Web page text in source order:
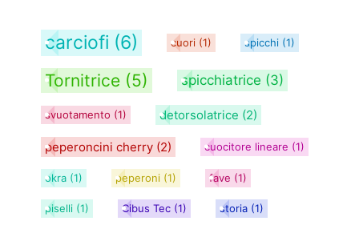
carciofi (6) cuori (1) spicchi (1)
Tornitrice (5) spicchiatrice (3)
svuotamento (1) detorsolatrice (2)
peperoncini cherry (2) cuocitore lineare (1)
okra (1) peperoni (1) fave (1)
piselli (1) Cibus Tec (1) storia (1)